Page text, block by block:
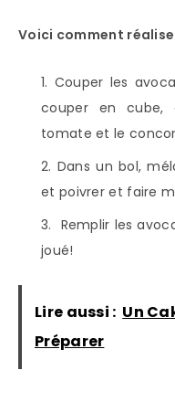
Voici comment
Couper les
couper en cube,
tomate et le
Dans un bol,
et poivrer et faire
Remplir les
joué!
Lire aussi : Un
Préparer